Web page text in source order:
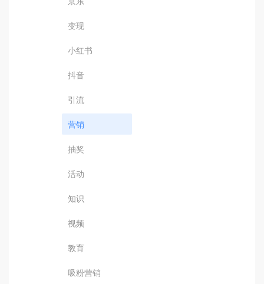
变现
小红书
抖音
引流
营销
抽奖
活动
知识
视频
教育
吸粉营销